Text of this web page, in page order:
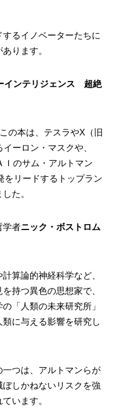
るイノベーターたちに
ります。
インテリジェンス 超絶
の本は、テスラやX（旧
ーロン・マスクや、
Ｉのサム・アルトマン
をリードするトップラン
た。
学者ニック・ボストロム
算論的神経科学など、
持つ異色の思想家で、
「人類の未来研究所」
に与える影響を研究し
つは、アルトマンらが
しかねないリスクを強
います。